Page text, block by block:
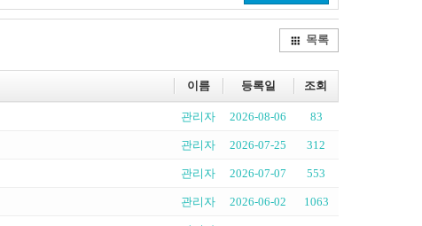
목록
이름 등록일 조회
관리자 2026-08-06 83
관리자 2026-07-25 312
관리자 2026-07-07 553
관리자 2026-06-02 1063